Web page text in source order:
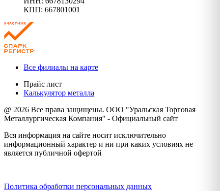
КПП: 667801001
Все филиалы на карте
Прайс лист
Калькулятор металла
@ 2026 Все права защищены. ООО "Уральская Торговая
Металлургическая Компания" - Официальный сайт
Вся информация на сайте носит исключительно
информационный характер и ни при каких условиях не
является публичной офертой
Политика обработки персональных данных